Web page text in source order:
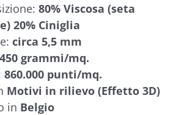
80% Viscosa (seta
20% Ciniglia
circa 5,5 mm
grammi/mq.
860.000 punti/mq.
Motivi in rilievo (Effetto 3D)
in Belgio